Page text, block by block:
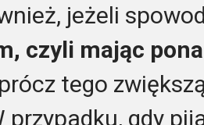
jeżeli
czyli mając
tego
przypadku, gdy